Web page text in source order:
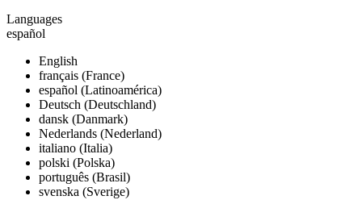
Languages
español
English
français (France)
español (Latinoamérica)
Deutsch (Deutschland)
dansk (Danmark)
Nederlands (Nederland)
italiano (Italia)
polski (Polska)
português (Brasil)
svenska (Sverige)